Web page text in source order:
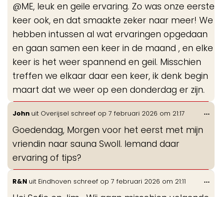
@ME, leuk en geile ervaring. Zo was onze eerste
keer ook, en dat smaakte zeker naar meer! We
hebben intussen al wat ervaringen opgedaan
en gaan samen een keer in de maand , en elke
keer is het weer spannend en geil. Misschien
treffen we elkaar daar een keer, ik denk begin
maart dat we weer op een donderdag er zijn.
John uit Overijsel schreef op 7 februari 2026 om 21:17
Goedendag, Morgen voor het eerst met mijn
vriendin naar sauna Swoll. Iemand daar
ervaring of tips?
...
R&N uit Eindhoven schreef op 7 februari 2026 om 21:11 ...